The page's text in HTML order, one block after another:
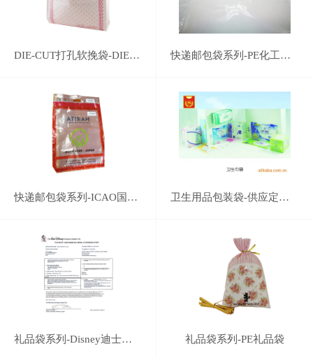
DIE-CUT打孔软挽袋-DIE-CUT打孔手挽袋 快递邮包袋系列-PE化工原料工程塑料袋-25kg-LDPE化肥有机肥料颗粒复合原料袋订制
快递邮包袋系列-ICAO国际民航机构组织认证企业-机场免税店保密免检塑料包装袋 卫生用品包装袋-供应定制卫生巾包装袋
礼品袋系列-Disney迪士尼认证企业-专业塑料礼品袋系列生产 礼品袋系列-PE礼品袋